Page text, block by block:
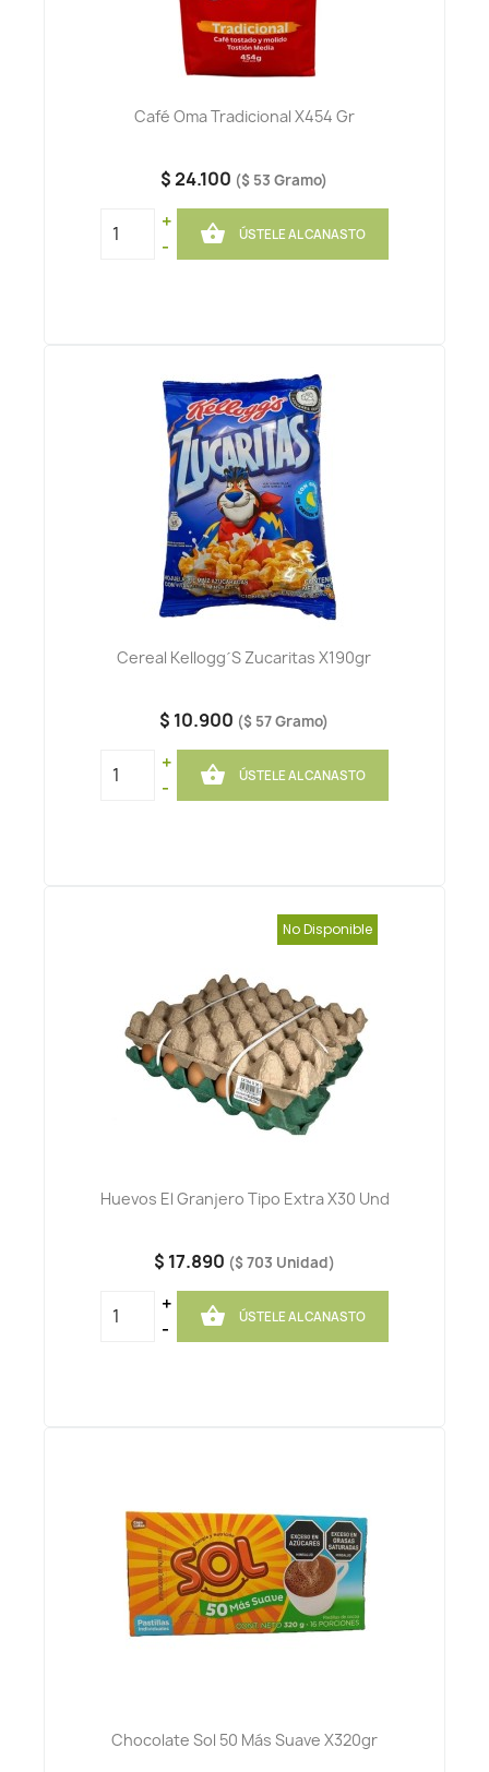
Café Oma Tradicional X454 Gr
$ 24.100 ($ 53 Gramo)
+
-
 ÚSTELE AL CANASTO
Cereal Kellogg´s Zucaritas X190gr
$ 10.900 ($ 57 Gramo)
+
-
 ÚSTELE AL CANASTO
Huevos El Granjero Tipo Extra X30 Und
$ 17.890 ($ 703 Unidad)
+
-
 ÚSTELE AL CANASTO
No Disponible
Chocolate Sol 50 Más Suave X320gr